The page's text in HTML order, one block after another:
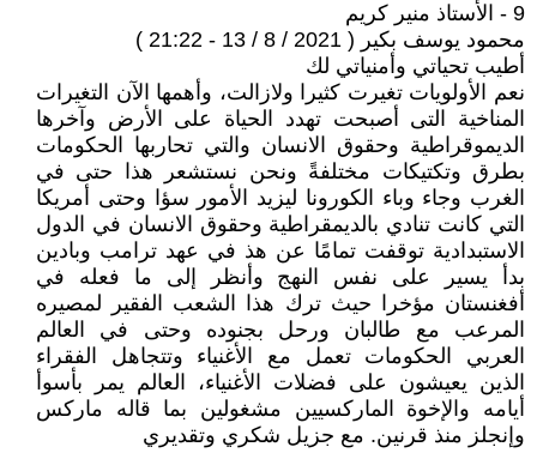
9 - الأستاذ منير كريم
محمود يوسف بكير ( 2021 / 8 / 13 - 21:22 )
أطيب تحياتي وأمنياتي لك
نعم الأولويات تغيرت كثيرا ولازالت، وأهمها الآن التغيرات
المناخية التى أصبحت تهدد الحياة على الأرض وآخرها
الديموقراطية وحقوق الانسان والتي تحاربها الحكومات
بطرق وتكتيكات مختلفةً ونحن نستشعر هذا حتى في
الغرب وجاء وباء الكورونا ليزيد الأمور سؤا وحتى أمريكا
التي كانت تنادي بالديمقراطية وحقوق الانسان في الدول
الاستبدادية توقفت تمامًا عن هذ في عهد ترامب وبادين
بدأ يسير على نفس النهج وأنظر إلى ما فعله في
أفغنستان مؤخرا حيث ترك هذا الشعب الفقير لمصيره
المرعب مع طالبان ورحل بجنوده وحتى في العالم
العربي الحكومات تعمل مع الأغنياء وتتجاهل الفقراء
الذين يعيشون على فضلات الأغنياء، العالم يمر بأسوأ
أيامه والإخوة الماركسيين مشغولين بما قاله ماركس
وإنجلز منذ قرنين. مع جزيل شكري وتقديري